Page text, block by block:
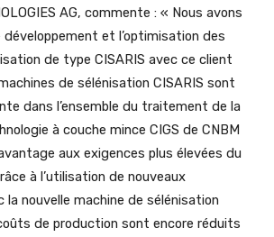
AG, commente : « Nous avons
et l’optimisation des
de type CISARIS avec ce client
de sélénisation CISARIS sont
dans l’ensemble du traitement de la
à couche mince CIGS de CNBM
aux exigences plus élevées du
à l’utilisation de nouveaux
la nouvelle machine de sélénisation
de production sont encore réduits